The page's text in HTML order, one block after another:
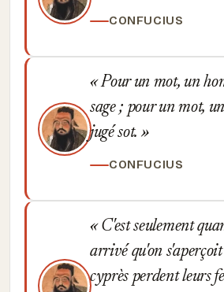
CONFUCIUS
Pour un mot, un
sage ; pour un mot,
jugé sot.
CONFUCIUS
C'est seulement
arrivé qu'on
cyprès perdent leurs